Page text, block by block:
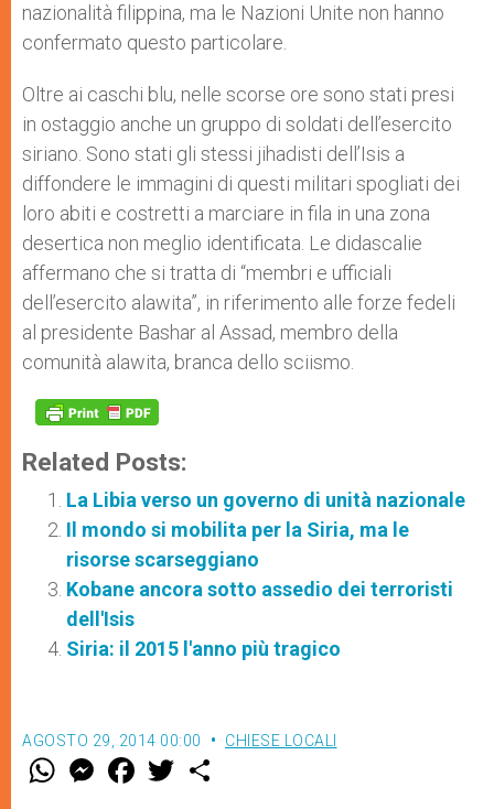
nazionalità filippina, ma le Nazioni Unite non hanno
confermato questo particolare.
Oltre ai caschi blu, nelle scorse ore sono stati presi
in ostaggio anche un gruppo di soldati dell’esercito
siriano. Sono stati gli stessi jihadisti dell’Isis a
diffondere le immagini di questi militari spogliati dei
loro abiti e costretti a marciare in fila in una zona
desertica non meglio identificata. Le didascalie
affermano che si tratta di “membri e ufficiali
dell’esercito alawita”, in riferimento alle forze fedeli
al presidente Bashar al Assad, membro della
comunità alawita, branca dello sciismo.
Related Posts:
La Libia verso un governo di unità nazionale
Il mondo si mobilita per la Siria, ma le
risorse scarseggiano
Kobane ancora sotto assedio dei terroristi
dell'Isis
Siria: il 2015 l'anno più tragico
AGOSTO 29, 2014 00:00 CHIESE LOCALI
W M
e
F
a w